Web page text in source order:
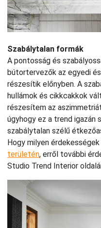
Szabálytalan formák
A pontosság és
bútortervezők az egyedi
részesítik előnyben. A
hullámok és cikkcakkok
részesítem az
úgyhogy ez a trend igazán
szabálytalan szélű
Hogy milyen
területén, erről további
Studio Trend Interior